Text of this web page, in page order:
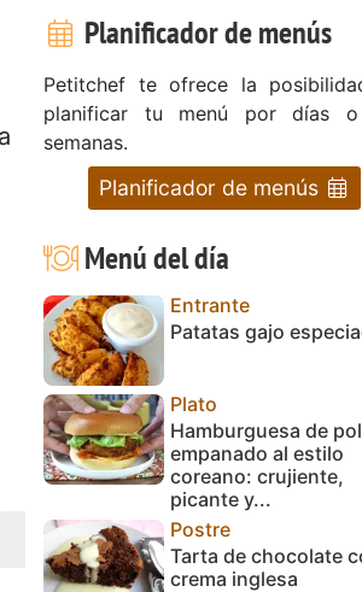
Planificador de menús
Petitchef te ofrece la
planificar tu menú por días
semanas.
Planificador de menús
Menú del día
Entrante
Patatas gajo
Plato
Hamburguesa de
empanado al estilo
coreano: crujiente,
picante y...
Postre
Tarta de chocolate
crema inglesa